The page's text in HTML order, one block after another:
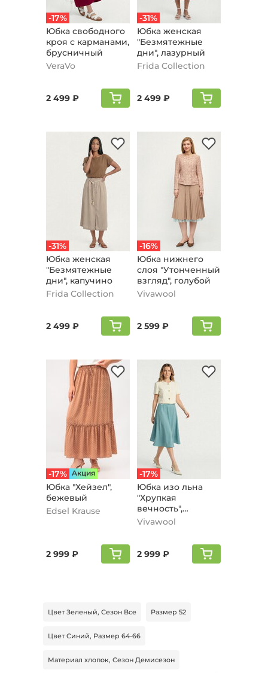
-17%
Юбка свободного
кроя с карманами,
брусничный
VeraVo
2 499 ₽
-31%
Юбка женская
"Безмятежные
дни", лазурный
Frida Collection
2 499 ₽
-31%
Юбка женская
"Безмятежные
дни", капучино
Frida Collection
2 499 ₽
-16%
Юбка нижнего
слоя "Утонченный
взгляд", голубой
Vivawool
2 599 ₽
-17% Aкция
Юбка "Хейзел",
бежевый
Edsel Krause
2 999 ₽
-17%
Юбка изо льна
"Хрупкая
вечность",
голубой
Vivawool
2 999 ₽
Цвет Зеленый, Сезон Все Размер 52
Цвет Синий, Размер 64-66
Материал хлопок, Сезон Демисезон